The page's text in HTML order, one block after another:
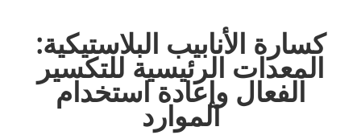
كسارة الأنابيب البلاستيكية:
المعدات الرئيسية للتكسير
الفعال وإعادة استخدام
الموارد